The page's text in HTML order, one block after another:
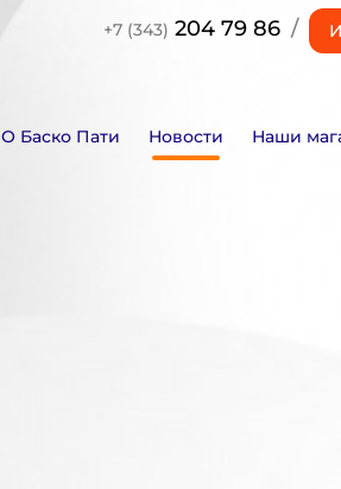
+7 (343) 204 79 86 /
О Баско Пати Новости Наши